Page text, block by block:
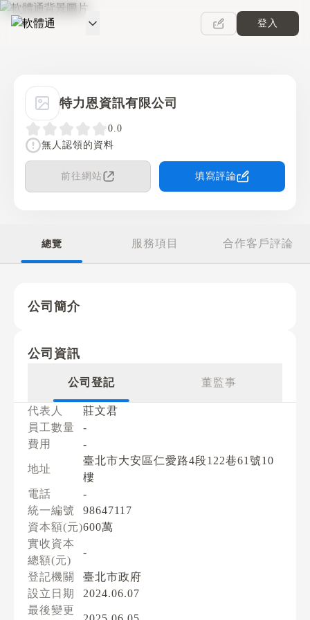
軟體通
登入
特力恩資訊有限公司
0.0
無人認領的資料
前往網站 填寫評論
總覽 服務項目 合作客戶評論
公司簡介
公司資訊
公司登記 董監事
代表人
莊文君
員工數量
-
費用
-
地址
臺北市大安區仁愛路4段122巷61號10
樓
電話
-
統一編號
98647117
資本額(元)600萬
實收資本
總額(元)
-
登記機關
臺北市政府
設立日期
2024.06.07
最後變更